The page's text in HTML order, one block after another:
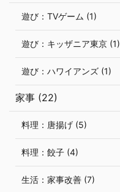
遊び：TVゲーム (1)
遊び：キッザニア東京 (1)
遊び：ハワイアンズ (1)
家事 (22)
料理：唐揚げ (5)
料理：餃子 (4)
生活：家事改善 (7)